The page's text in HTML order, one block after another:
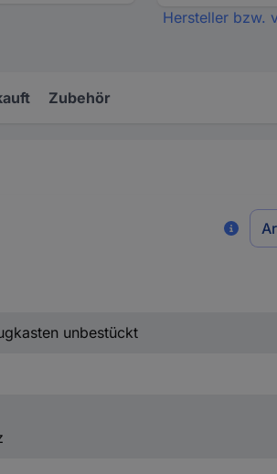
Hersteller bzw.
Zubehör
unbestückt